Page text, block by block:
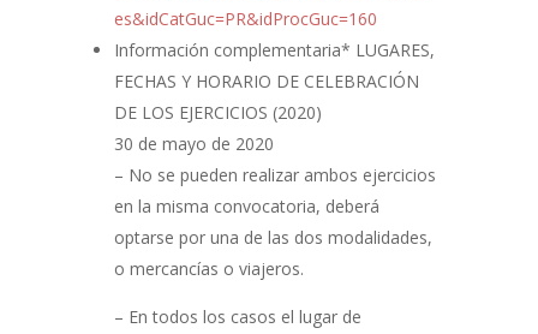
es&idCatGuc=PR&idProcGuc=160
Información complementaria* LUGARES,
FECHAS Y HORARIO DE CELEBRACIÓN
DE LOS EJERCICIOS (2020)
30 de mayo de 2020
– No se pueden realizar ambos ejercicios
en la misma convocatoria, deberá
optarse por una de las dos modalidades,
o mercancías o viajeros.
– En todos los casos el lugar de